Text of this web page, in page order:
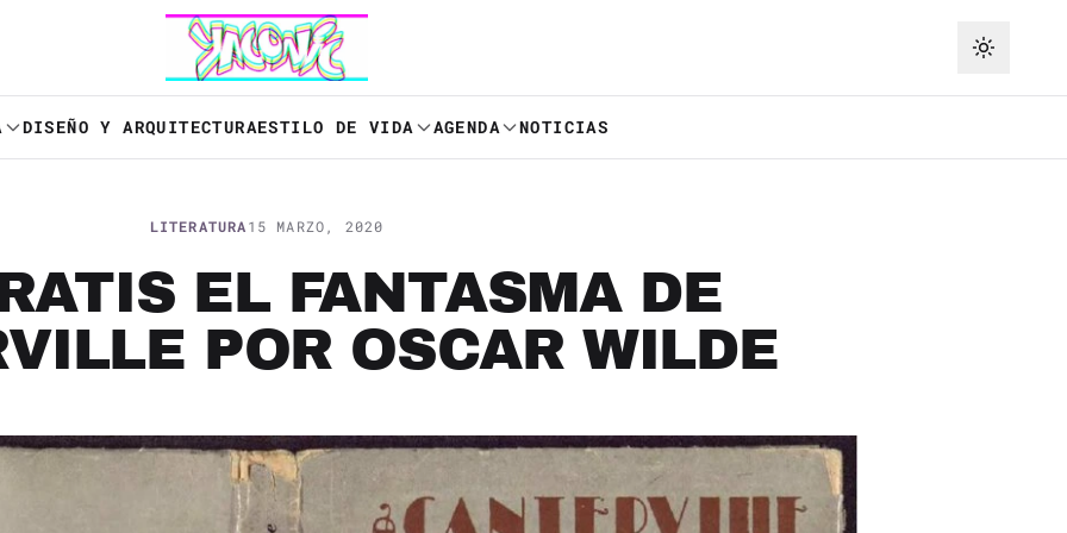
DISEÑO Y ARQUITECTURAESTILO DE VIDA AGENDA NOTICIAS
LITERATURA15 MARZO, 2020
EL FANTASMA DE
POR OSCAR WILDE